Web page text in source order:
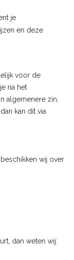
je
en deze
voor de
na het
algemenere zin,
kan dit via
wij over
dan weten wij: